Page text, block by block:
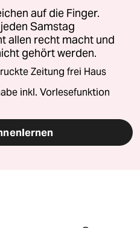
auf die Finger.
Samstag
allen recht macht und
gehört werden.
Zeitung frei Haus
inkl. Vorlesefunktion